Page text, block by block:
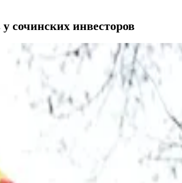
сочинских инвесторов